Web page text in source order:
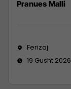
Pranues Malli
Ferizaj
19 Gusht 2026